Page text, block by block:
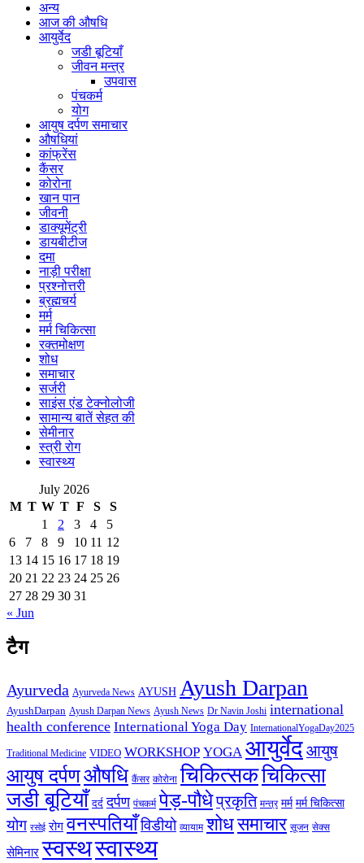
अन्य
आज की औषधि
आयुर्वेद
जडी बूटियाँ
जीवन मन्त्र
उपवास
पंचकर्म
योग
आयुष दर्पण समाचार
औषधियां
कांफ्रेंस
कैंसर
कोरोना
खान पान
जीवनी
डाक्यूमेंट्री
डायबीटीज
दमा
नाड़ी परीक्षा
प्रश्नोत्तरी
ब्रह्मचर्य
मर्म
मर्म चिकित्सा
रक्तमोक्षण
शोध
समाचार
सर्जरी
साइंस एंड टेक्नोलोजी
सामान्य बातें सेहत की
सेमीनार
स्त्री रोग
स्वास्थ्य
July 2026
M T W T F S
S
1
2 3 4
5
6
7 8 9 10 11 12
13 14 15 16 17 18 19
20 21 22 23 24 25 26
27 28 29 30 31
« Jun
टैग
Ayurveda Ayurveda News AYUSH Ayush Darpan
AyushDarpan Ayush Darpan News Ayush News Dr Navin Joshi international
health conference International Yoga Day InternationalYogaDay2025
Traditional Medicine VIDEO WORKSHOP YOGA आयुर्वेदआयुष
आयुष दर्पणऔषधि कैंसर कोरोना चिकित्सकचिकित्सा
जडी बूटियाँ दर्द दर्पण पंचकर्म पेड़-पौधेप्रकृति मन्त्र मर्म मर्म चिकित्सा
योग रसोई रोग वनस्पतियाँविडीयो व्यायाम शोधसमाचार सूजन सेक्स
सेमिनार स्वस्थस्वास्थ्य